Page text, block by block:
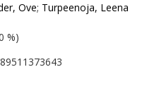
Ove; Turpeenoja, Leena
%)